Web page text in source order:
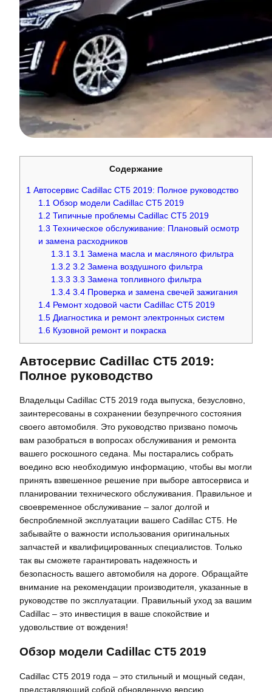
Содержание
1 Автосервис Cadillac CT5 2019: Полное руководство
1.1 Обзор модели Cadillac CT5 2019
1.2 Типичные проблемы Cadillac CT5 2019
1.3 Техническое обслуживание: Плановый осмотр
и замена расходников
1.3.1 3.1 Замена масла и масляного фильтра
1.3.2 3.2 Замена воздушного фильтра
1.3.3 3.3 Замена топливного фильтра
1.3.43.4 Проверка и замена свечей зажигания
1.4 Ремонт ходовой части Cadillac CT5 2019
1.5 Диагностика и ремонт электронных систем
1.6 Кузовной ремонт и покраска
Автосервис Cadillac CT5 2019:
Полное руководство
Владельцы Cadillac CT5 2019 года выпуска, безусловно,
заинтересованы в сохранении безупречного состояния
своего автомобиля. Это руководство призвано помочь
вам разобраться в вопросах обслуживания и ремонта
вашего роскошного седана. Мы постарались собрать
воедино всю необходимую информацию, чтобы вы могли
принять взвешенное решение при выборе автосервиса и
планировании технического обслуживания. Правильное и
своевременное обслуживание – залог долгой и
беспроблемной эксплуатации вашего Cadillac CT5. Не
забывайте о важности использования оригинальных
запчастей и квалифицированных специалистов. Только
так вы сможете гарантировать надежность и
безопасность вашего автомобиля на дороге. Обращайте
внимание на рекомендации производителя, указанные в
руководстве по эксплуатации. Правильный уход за вашим
Cadillac – это инвестиция в ваше спокойствие и
удовольствие от вождения!
Обзор модели Cadillac CT5 2019
Cadillac CT5 2019 года – это стильный и мощный седан,
представляющий собой обновленную версию